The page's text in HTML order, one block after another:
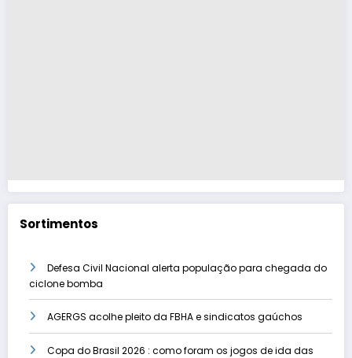
Sortimentos
Defesa Civil Nacional alerta população para chegada do
ciclone bomba
AGERGS acolhe pleito da FBHA e sindicatos gaúchos
Copa do Brasil 2026 : como foram os jogos de ida das